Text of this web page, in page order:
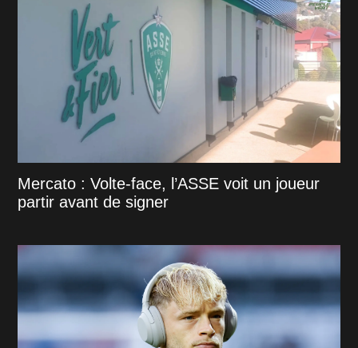
Mercato : Volte-face, l’ASSE voit un joueur
partir avant de signer